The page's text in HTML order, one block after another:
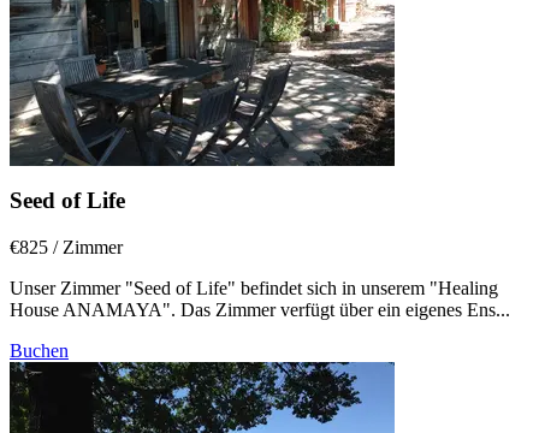
Seed of Life
€825 / Zimmer
Unser Zimmer "Seed of Life" befindet sich in unserem "Healing
House ANAMAYA". Das Zimmer verfügt über ein eigenes Ens...
Buchen